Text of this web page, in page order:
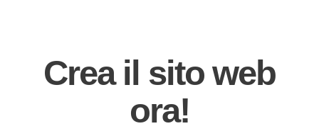
Crea il sito web
ora!